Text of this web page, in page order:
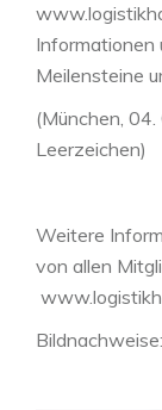
Informationen
Meilensteine
(München,
Leerzeichen)
Weitere
von allen